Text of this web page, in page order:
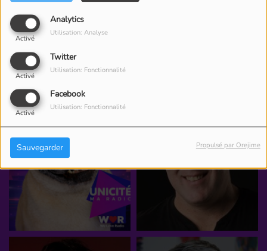
Analytics
Activé
Utilisation: Analyse
Twitter
Activé
Utilisation: Fonctionnalité
Facebook
Activé
Utilisation: Fonctionnalité
Sauvegarder Propulsé par Orejime
ÉQUIPE